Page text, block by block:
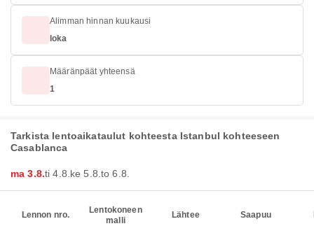
Alimman hinnan kuukausi
loka
Määränpäät yhteensä
1
Tarkista lentoaikataulut kohteesta Istanbul kohteeseen
Casablanca
ma 3.8.ti 4.8. ke 5.8. to 6.8.
Lennon nro.
Lentokoneen
malli
Lähtee Saapuu